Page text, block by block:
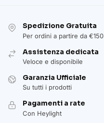
Spedizione Gratuita
Per ordini a partire da €150
Assistenza dedicata
Veloce e disponibile
Garanzia Ufficiale
Su tutti i prodotti
Pagamenti a rate
Con Heylight